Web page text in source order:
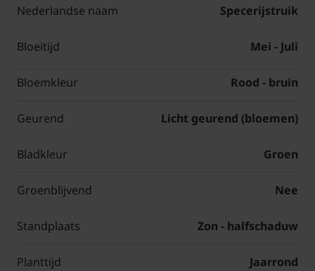
Nederlandse naam Specerijstruik
Bloeitijd Mei - Juli
Bloemkleur Rood - bruin
Geurend Licht geurend (bloemen)
Bladkleur Groen
Groenblijvend Nee
Standplaats Zon - halfschaduw
Planttijd Jaarrond